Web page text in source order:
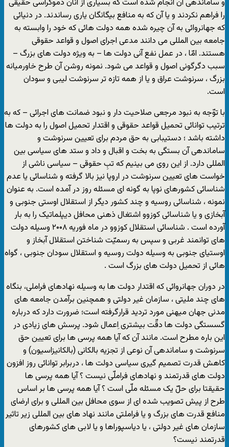
و ساماندهی آن انجام شده است که بسیاری از آنان دموکراسی حقیقی
را فراهم نکردند و یا آن که به منافع بیگانگان یاری رساندند. در دنیائی
که جهانروائی به آن چیره شده همه دولت هائی که خود را وابسته به
جامعه بین المللی می دانند مدعی اجرای اصول و قواعد حقوقی
هستند. امّا ، در عمل نفع آنی دولت ها – به ویژه دولت های بزرگ –
سبب دگرگونی اصول و قواعد می شود. نمونه روشن آن طرح خاورمیانه
بزرگ ، سرنوشت عراق و یا از همه تازه تر سرنوشت لیبی و سودان
است.
با توّجه به نبود مرجعی صلاحیت دار و نبود ضمانت های اجرائی – که به
ترتیب توانائی تحمیل قواعد حقوقی و اقتدار تحمیل اصول را به دولت ها
داشته باشد ؛ دستیبابی به حق مردم برای تعیین سرنوشت و
ساماندهی آن بستگی به بخت و اقبال و داد و ستد های سیاسی بین
المللی دارد. از این روی می بینیم که تبِ حقوقی – سیاسی ناشی از
خواست های تعیین سرنوشت در اروپا نیز بالا گرفته و شناسائی یا عدم
شناسائی کشورهای نوپا به گونه ای مسئله روز در آمده است. به عنوان
نمونه ، شناسائی روسیه و چند کشور دیگر از استقلال اوستی جنوبی و
آبخازی و یا شناسائی کوزوو اشتغال ذهنی محافل دیپلماتیک را به بار
آورده است . شناسائی استقلال کوزوو در ماه فوریه ۲۰۰۸ وسیله دولت
های توانمند غربی و سپس به رسمیّت شناختن استقلال آبخاز و
اوستیای جنوبی به وسیله دولت روسیه و استقلال سودان جنوبی ، گواه
هائی از تحمیل دولت های بزرگ است .
در دوران جهانروائی که اقتدار دولت ها به وسیله نهادهای فراملی، بنگاه
های چند ملیتی ، سازمان غیر دولتی و همچنین برآمدن جامعه های
مدنی جهان میهنی مورد تردید قرارگرفته است؛ ضرورت دارد که درباره
گسستگی دولت ها دقّت بیشتری اِعمال شود. پرسش های زیادی در
این باره مطرح است. مانند آن که آیا همه پرسی ها برای تعیین حق
سرنوشت و ساماندهی آن نوعی از تجزیه بالکانی (بالکانیزاسیون) و
کاهش قدرت تصمیم گیری سیاسی دولت ها ، دربرابر توانائی روز افزون
دولت های قدرتمند و نهادهای فراملّی نیست ؟ آیا همه پرسی ها
حقیقتا برای حلّ یک مسئله ملّی است ؟ آیا همه پرسی ها بر اساس
طرح از پیش تصویب شده ای از سوی محافل بین المللی و برای ارضای
منافع قدرت های بزرگ و یا فراملتی مانند نهاد های بین المللی زیر تاثیر
سازمان های غیر دولتی ، یا دیاسپوراها و یا لابی های کشورهای
قدرتمند نیست؟